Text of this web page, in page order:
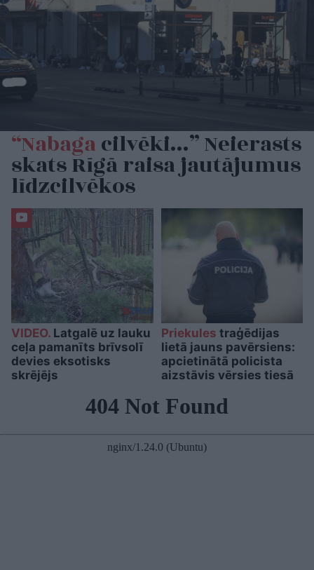
“Nabagacilvēki…” Neierasts
skats Rīgā raisa jautājumus
līdzcilvēkos
VIDEO. Latgalē uz lauku
ceļa pamanīts brīvsolī
devies eksotisks
skrējējs
Priekules traģēdijas
lietā jauns pavērsiens:
apcietinātā policista
aizstāvis vērsies tiesā